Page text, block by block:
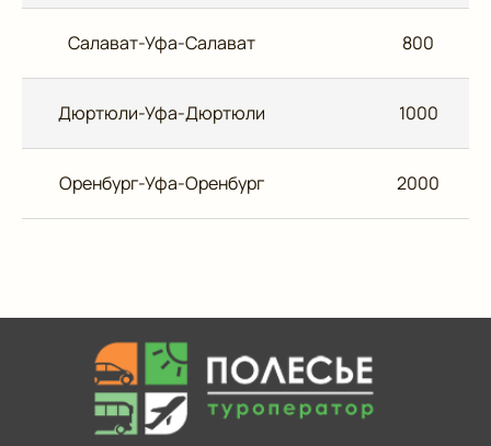
Салават-Уфа-Салават 800
Дюртюли-Уфа-Дюртюли 1000
Оренбург-Уфа-Оренбург 2000